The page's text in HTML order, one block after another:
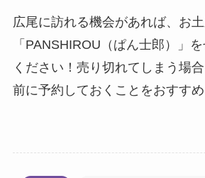
広尾に訪れる機会があれば、お
「PANSHIROU（ぱん士郎）」
ください！売り切れてしまう場
前に予約しておくことをおすすめ